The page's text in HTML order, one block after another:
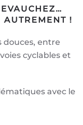
AUTREMENT !
entre
cyclables et
avec le